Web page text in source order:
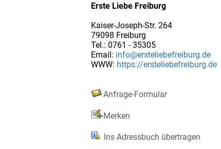
Erste Liebe Freiburg
Kaiser-Joseph-Str. 264
79098 Freiburg
Tel.: 0761 - 35305
Email: info@ersteliebefreiburg.de
WWW: https://ersteliebefreiburg.de
Anfrage-Formular
Merken
Ins Adressbuch übertragen